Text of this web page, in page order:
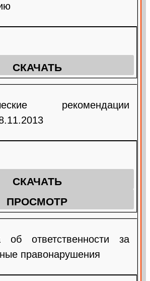
СКАЧАТЬ
рекомендации
СКАЧАТЬ
ПРОСМОТР
об ответственности за
правонарушения